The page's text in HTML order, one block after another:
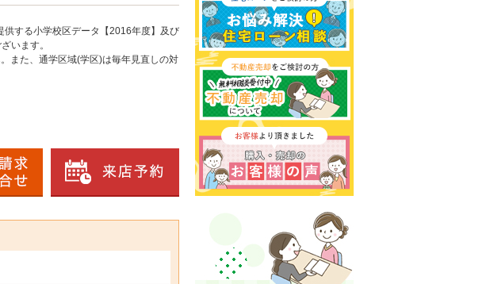
する小学校区データ【2016年度】及び
います。
また、通学区域(学区)は毎年見直しの対